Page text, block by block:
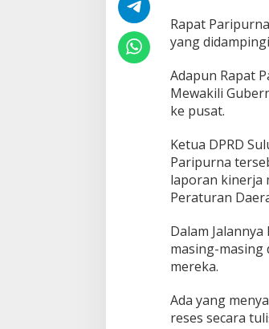
Rapat
yang
Adapun Rapat
Mewakili
ke pusat.
Ketua DPRD
Paripurna
laporan kinerja
Peraturan
Dalam
masing-masing
mereka.
Ada yang
reses secara